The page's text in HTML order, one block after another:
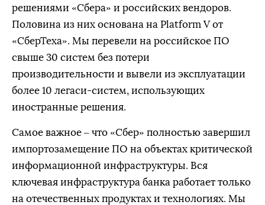
решениями «Сбера» и российских вендоров.
Половина из них основана на Platform V от
«СберТеха». Мы перевели на российское ПО
свыше 30 систем без потери
производительности и вывели из эксплуатации
более 10 легаси-систем, использующих
иностранные решения.
Самое важное – что «Сбер» полностью завершил
импортозамещение ПО на объектах критической
информационной инфраструктуры. Вся
ключевая инфраструктура банка работает только
на отечественных продуктах и технологиях. Мы